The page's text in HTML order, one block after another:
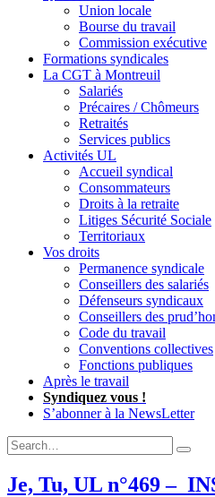
Union locale
Bourse du travail
Commission exécutive
Formations syndicales
La CGT à Montreuil
Salariés
Précaires / Chômeurs
Retraités
Services publics
Activités UL
Accueil syndical
Consommateurs
Droits à la retraite
Litiges Sécurité Sociale
Territoriaux
Vos droits
Permanence syndicale
Conseillers des salariés
Défenseurs syndicaux
Conseillers des
Code du travail
Conventions collectives
Fonctions publiques
Après le travail
Syndiquez vous !
S’abonner à la NewsLetter
Expand
Search
Form
Search
Je, Tu, UL n°469 –